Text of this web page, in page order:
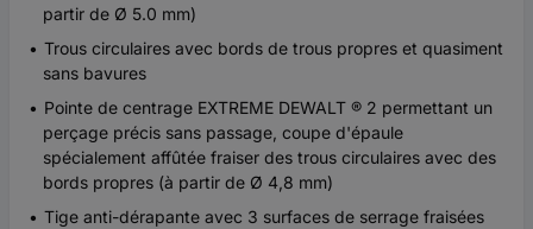
partir de Ø 5.0 mm)
Trous circulaires avec bords de trous propres et quasiment
sans bavures
Pointe de centrage EXTREME DEWALT ® 2 permettant un
perçage précis sans passage, coupe d'épaule
spécialement affûtée fraiser des trous circulaires avec des
bords propres (à partir de Ø 4,8 mm)
Tige anti-dérapante avec 3 surfaces de serrage fraisées